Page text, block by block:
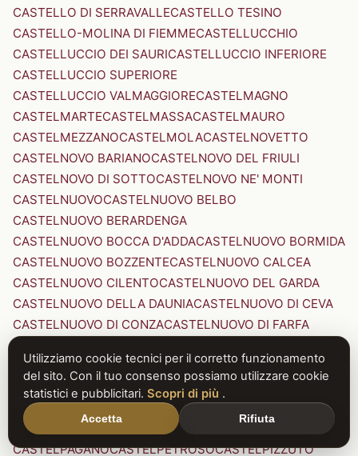
CASTELLO DI SERRAVALLECASTELLO TESINO
CASTELLO-MOLINA DI FIEMMECASTELLUCCHIO
CASTELLUCCIO DEI SAURICASTELLUCCIO INFERIORE
CASTELLUCCIO SUPERIORE
CASTELLUCCIO VALMAGGIORECASTELMAGNO
CASTELMARTECASTELMASSACASTELMAURO
CASTELMEZZANOCASTELMOLACASTELNOVETTO
CASTELNOVO BARIANOCASTELNOVO DEL FRIULI
CASTELNOVO DI SOTTOCASTELNOVO NE' MONTI
CASTELNUOVOCASTELNUOVO BELBO
CASTELNUOVO BERARDENGA
CASTELNUOVO BOCCA D'ADDACASTELNUOVO BORMIDA
CASTELNUOVO BOZZENTECASTELNUOVO CALCEA
CASTELNUOVO CILENTOCASTELNUOVO DEL GARDA
CASTELNUOVO DELLA DAUNIACASTELNUOVO DI CEVA
CASTELNUOVO DI CONZACASTELNUOVO DI FARFA
CASTELNUOVO DI PORTO CASTELNUOVO DON BOSCO
CASTELNUOVO MAGRACASTELNUOVO NIGRA
CASTELNUOVO PARANOCASTELNUOVO RANGONE
CASTELNUOVO SCRIVIA
CASTELNUOVO VAL DI CECINA
CASTELPAGANOCASTELPETROSOCASTELPIZZUTO
Utilizziamo cookie tecnici per il corretto funzionamento
del sito. Con il tuo consenso possiamo utilizzare cookie
statistici e pubblicitari. Scopri di più .
Accetta Rifiuta